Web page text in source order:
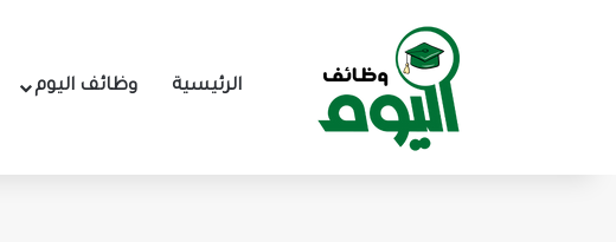
الرئيسية وظائف اليوم